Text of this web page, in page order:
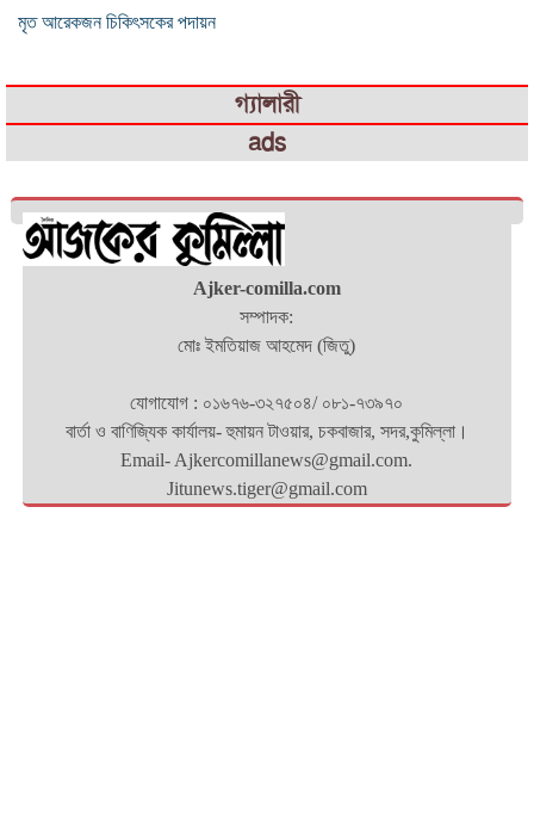
মৃত আরেকজন চিকিৎসকের পদায়ন
গ্যালারী
ads
Ajker-comilla.com
সম্পাদক:
মোঃ ইমতিয়াজ আহমেদ (জিতু)
যোগাযোগ : ০১৬৭৬-৩২৭৫০৪/ ০৮১-৭৩৯৭০
বার্তা ও বাণিজ্যিক কার্যালয়- হুমায়ন টাওয়ার, চকবাজার, সদর,কুমিল্লা।
Email- Ajkercomillanews@gmail.com.
Jitunews.tiger@gmail.com